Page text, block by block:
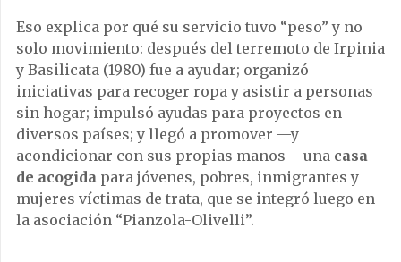
Eso explica por qué su servicio tuvo “peso” y no
solo movimiento: después del terremoto de Irpinia
y Basilicata (1980) fue a ayudar; organizó
iniciativas para recoger ropa y asistir a personas
sin hogar; impulsó ayudas para proyectos en
diversos países; y llegó a promover —y
acondicionar con sus propias manos— una casa
de acogida para jóvenes, pobres, inmigrantes y
mujeres víctimas de trata, que se integró luego en
la asociación “Pianzola-Olivelli”.